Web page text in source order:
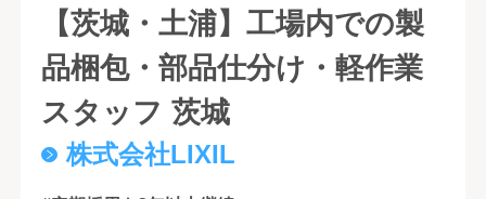
【茨城・土浦】工場内での製
品梱包・部品仕分け・軽作業
スタッフ 茨城
株式会社LIXIL